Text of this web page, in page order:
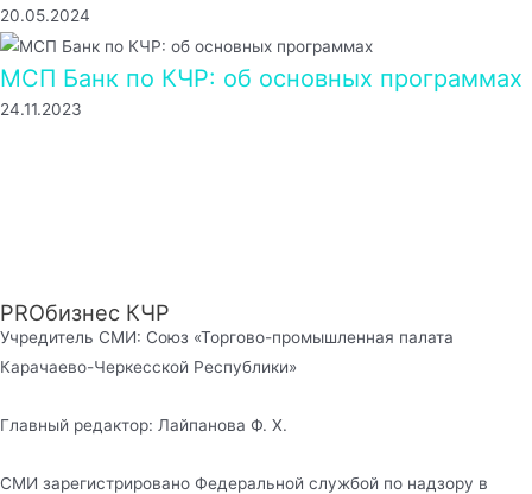
20.05.2024
МСП Банк по КЧР: об основных программах
24.11.2023
PROбизнес КЧР
Учредитель СМИ: Союз «Торгово-промышленная палата
Карачаево-Черкесской Республики»
Главный редактор: Лайпанова Ф. Х.
СМИ зарегистрировано Федеральной службой по надзору в